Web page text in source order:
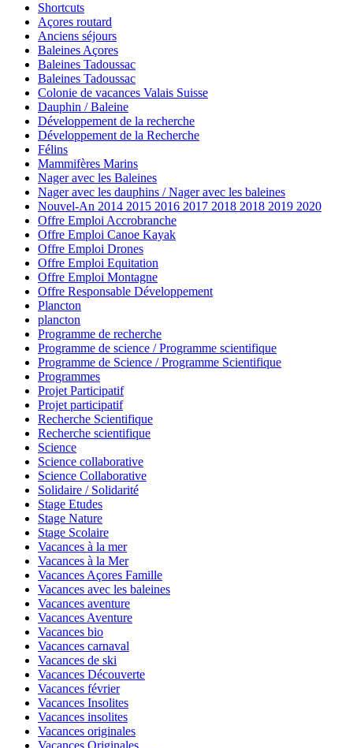
Shortcuts
Açores routard
Anciens séjours
Baleines Açores
Baleines Tadoussac
Baleines Tadoussac
Colonie de vacances Valais Suisse
Dauphin / Baleine
Développement de la recherche
Développement de la Recherche
Félins
Mammifères Marins
Nager avec les Baleines
Nager avec les dauphins / Nager avec les baleines
Nouvel-An 2014 2015 2016 2017 2018 2018 2019 2020
Offre Emploi Accrobranche
Offre Emploi Canoe Kayak
Offre Emploi Drones
Offre Emploi Equitation
Offre Emploi Montagne
Offre Responsable Développement
Plancton
plancton
Programme de recherche
Programme de science / Programme scientifique
Programme de Science / Programme Scientifique
Programmes
Projet Participatif
Projet participatif
Recherche Scientifique
Recherche scientifique
Science
Science collaborative
Science Collaborative
Solidaire / Solidarité
Stage Etudes
Stage Nature
Stage Scolaire
Vacances à la mer
Vacances à la Mer
Vacances Açores Famille
Vacances avec les baleines
Vacances aventure
Vacances Aventure
Vacances bio
Vacances carnaval
Vacances de ski
Vacances Découverte
Vacances février
Vacances Insolites
Vacances insolites
Vacances originales